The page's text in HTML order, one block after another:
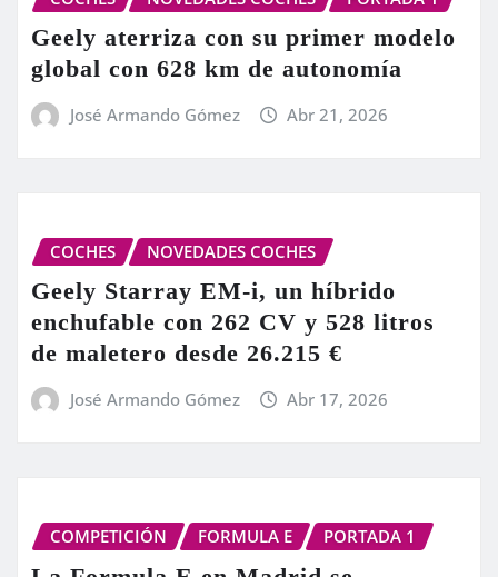
Geely aterriza con su primer modelo
global con 628 km de autonomía
José Armando Gómez Abr 21, 2026
COCHES NOVEDADES COCHES
Geely Starray EM-i, un híbrido
enchufable con 262 CV y 528 litros
de maletero desde 26.215 €
José Armando Gómez Abr 17, 2026
COMPETICIÓN FORMULA E PORTADA 1